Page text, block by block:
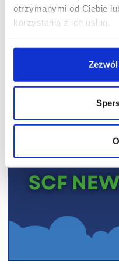
otrzymanymi od Ciebie
korzystania z ich usług.